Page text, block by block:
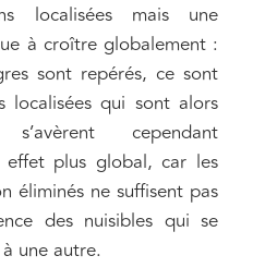
localisées mais une
à croître globalement :
sont repérés, ce sont
localisées qui sont alors
cependant
effet plus global, car les
éliminés ne suffisent pas
des nuisibles qui se
une autre.